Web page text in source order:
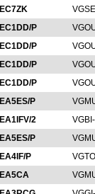
EC7ZK
EC1DD/P
EC1DD/P
EC1DD/P
EC1DD/P
EA5ES/P
EA1IFV/2
EA5ES/P
EA4IF/P
EA5CA